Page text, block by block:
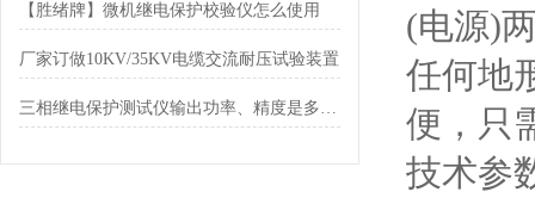
【胜绪牌】微机继电保护校验仪怎么使用
厂家订做10KV/35KV电缆交流耐压试验装置
三相继电保护测试仪输出功率、精度是多少？
(电源)
任何地
便，只
技术参